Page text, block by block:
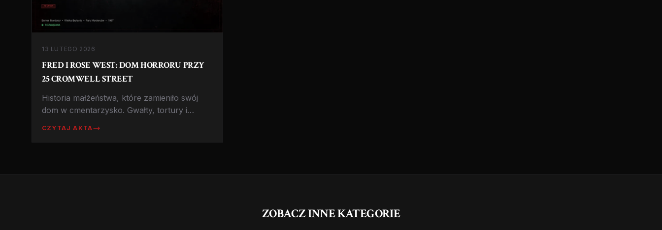
13 LUTEGO 2026
FRED I ROSE WEST: DOM HORRORU PRZY
25 CROMWELL STREET
Historia małżeństwa, które zamieniło swój
dom w cmentarzysko. Gwałty, tortury i
CZYTAJ AKTA
ZOBACZ INNE KATEGORIE